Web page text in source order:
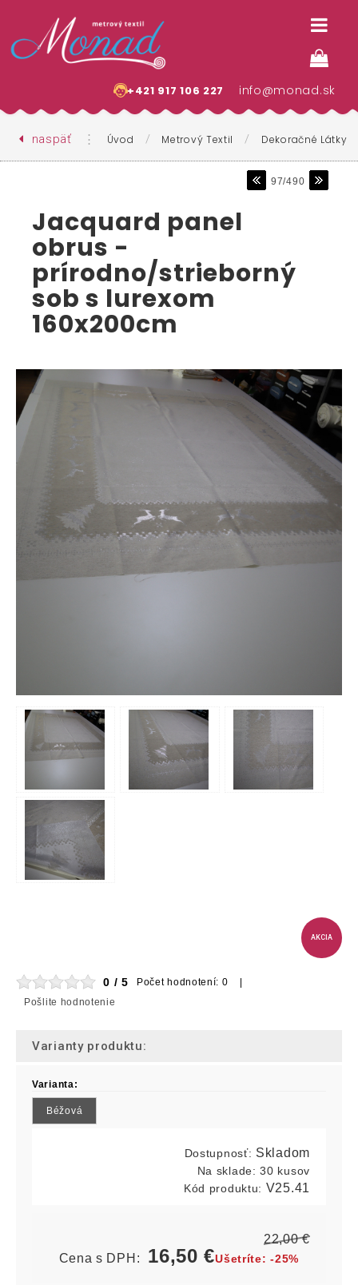
+421 917 106 227 info@monad.sk
naspäť ⋮ Úvod / Metrový Textil / Dekoračné Látky
97/490
Jacquard panel
obrus -
prírodno/strieborný
sob s lurexom
160x200cm
AKCIA
0 / 5
Počet hodnotení: 0 |
Pošlite hodnotenie
Varianty produktu:
Varianta:
Béžová
Dostupnosť: Skladom
Na sklade:30 kusov
Kód produktu: V25.41
22,00€
Cena s DPH:
16,50€Ušetríte: -25%